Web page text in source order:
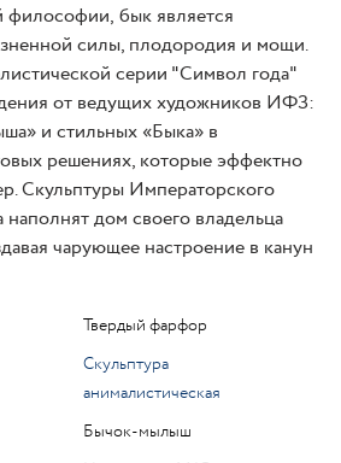
философии, бык является
силы, плодородия и мощи.
серии "Символ года"
от ведущих художников ИФЗ:
и стильных «Быка» в
решениях, которые эффектно
Скульптуры Императорского
дом своего владельца
чарующее настроение в канун
Твердый фарфор
Скульптура
анималистическая
Бычок-мылыш